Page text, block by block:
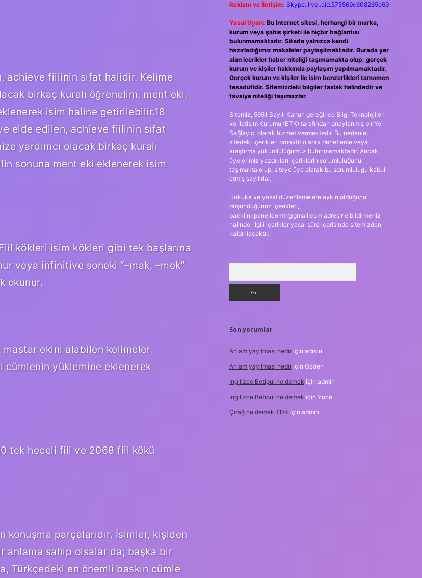
achieve fiilinin sıfat halidir. Kelime
birkaç kuralı öğrenelim. ment eki,
isim haline getirilebilir.18
elde edilen, achieve fiilinin sıfat
yardımcı olacak birkaç kuralı
sonuna ment eki eklenerek isim
kökleri isim kökleri gibi tek başlarına
veya infinitive soneki “–mak, –mek”
okunur.
mastar ekini alabilen kelimeler
cümlenin yüklemine eklenerek
tek heceli fiil ve 2068 fiil kökü
konuşma parçalarıdır. İsimler, kişiden
anlama sahip olsalar da; başka bir
Türkçedeki en önemli baskın cümle
Reklam ve İletişim: Skype: live:.cid.575569c608265c69
Yasal Uyarı: Bu internet sitesi, herhangi bir marka,
kurum veya şahıs şirketi ile hiçbir bağlantısı
bulunmamaktadır. Sitede yalnızca kendi
hazırladığımız makaleler paylaşılmaktadır. Burada yer
alan içerikler haber niteliği taşımamakta olup, gerçek
kurum ve kişiler hakkında paylaşım yapılmamaktadır.
Gerçek kurum ve kişiler ile isim benzerlikleri tamamen
tesadüfidir. Sitemizdeki bilgiler taslak halindedir ve
tavsiye niteliği taşımazlar.
Sitemiz, 5651 Sayılı Kanun gereğince Bilgi Teknolojileri
ve İletişim Kurumu (BTK) tarafından onaylanmış bir Yer
Sağlayıcı olarak hizmet vermektedir. Bu nedenle,
sitedeki içerikleri proaktif olarak denetleme veya
araştırma yükümlülüğümüz bulunmamaktadır. Ancak,
üyelerimiz yazdıkları içeriklerin sorumluluğunu
taşımakta olup, siteye üye olarak bu sorumluluğu kabul
etmiş sayılırlar.
Hukuka ve yasal düzenlemelere aykırı olduğunu
düşündüğünüz içerikleri,
backlinkpanelicomtr@gmail.comadresine bildirmeniz
halinde, ilgili içerikler yasal süre içerisinde sitemizden
kaldırılacaktır.
Son yorumlar
Anlam yayılması nediriçin admin
Anlam yayılması nediriçin Özden
Ingilizce Betipul ne demek için admin
Ingilizce Betipul ne demek için Yüce
Çırağ ne demek TDKiçin admin